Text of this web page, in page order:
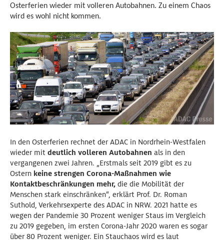
Osterferien wieder mit volleren Autobahnen. Zu einem Chaos
wird es wohl nicht kommen.
In den Osterferien rechnet der ADAC in Nordrhein-Westfalen
wieder mit deutlich volleren Autobahnen als in den
vergangenen zwei Jahren. „Erstmals seit 2019 gibt es zu
Ostern keine strengen Corona-Maßnahmen wie
Kontaktbeschränkungen mehr, die die Mobilität der
Menschen stark einschränken“, erklärt Prof. Dr. Roman
Suthold, Verkehrsexperte des ADAC in NRW. 2021 hatte es
wegen der Pandemie 30 Prozent weniger Staus im Vergleich
zu 2019 gegeben, im ersten Corona-Jahr 2020 waren es sogar
über 80 Prozent weniger. Ein Stauchaos wird es laut